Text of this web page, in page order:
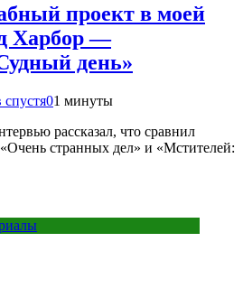
проект в моей
Харбор —
день»
спустя01 минуты
рассказал, что сравнил
странных дел» и «Мстителей: